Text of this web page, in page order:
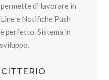
di lavorare in
e Notifiche Push
perfetto. Sistema in